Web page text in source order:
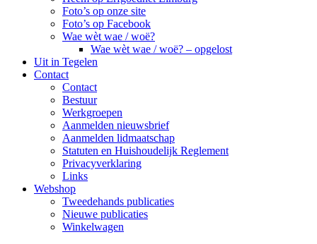
Foto’s op onze site
Foto’s op Facebook
Wae wèt wae / woë?
Wae wèt wae / woë? – opgelost
Uit in Tegelen
Contact
Contact
Bestuur
Werkgroepen
Aanmelden nieuwsbrief
Aanmelden lidmaatschap
Statuten en Huishoudelijk Reglement
Privacyverklaring
Links
Webshop
Tweedehands publicaties
Nieuwe publicaties
Winkelwagen